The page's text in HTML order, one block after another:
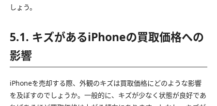
しょう。
5.1. キズがあるiPhoneの買取価格への
影響
iPhoneを売却する際、外観のキズは買取価格にどのような影響
を及ぼすのでしょうか。一般的に、キズが少なく状態が良好であ